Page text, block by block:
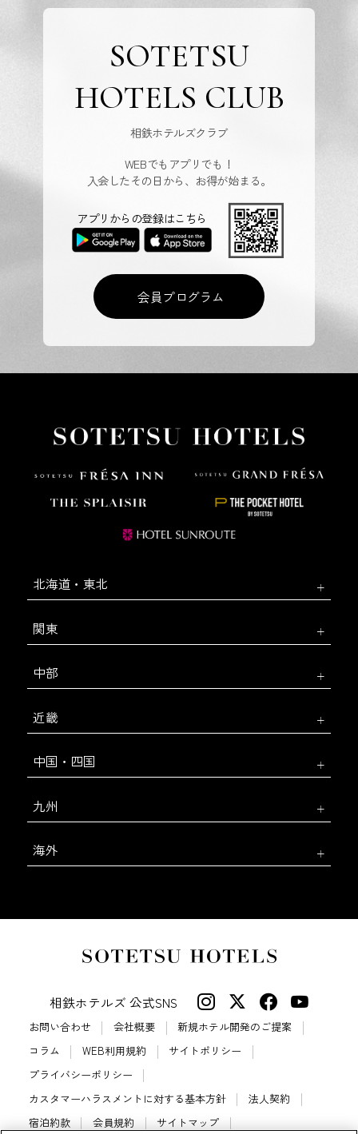
SOTETSU
HOTELS CLUB
相鉄ホテルズクラブ
WEBでもアプリでも！
入会したその日から、お得が始まる。
会員プログラム
アプリからの登録はこちら
北海道・東北
関東
中部
近畿
中国・四国
九州
海外
相鉄ホテルズ 公式SNS
お問い合わせ 会社概要
新規ホテル開発のご提案
コラム
WEB利用規約
サイトポリシー
プライバシーポリシー
カスタマーハラスメントに対する基本方針
法人契約
宿泊約款
会員規約 サイトマップ